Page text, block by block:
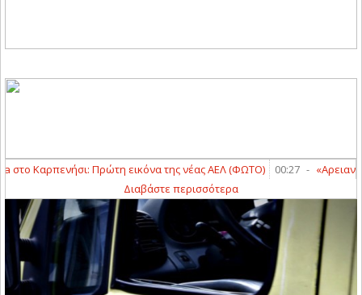
Καρπενήσι: Πρώτη εικόνα της νέας ΑΕΛ (ΦΩΤΟ) 00:27 - «Αρειανός»
Διαβάστε περισσότερα